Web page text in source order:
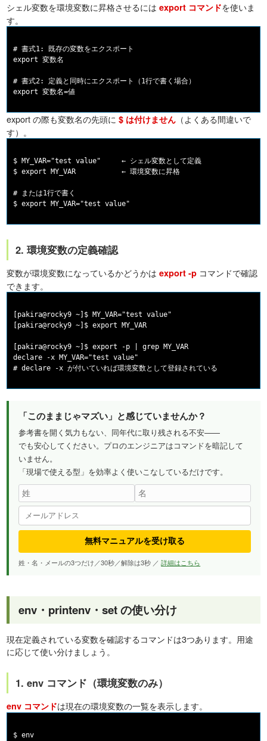
シェル変数を環境変数に昇格させるにはexport コマンドを使いま
す。
# 書式1: 既存の変数をエクスポート
export 変数名
# 書式2: 定義と同時にエクスポート（1行で書く場合）
export の際も変数名の先頭に$ は付けません （よくある間違いで
す）。
$ MY_VAR="test value"     ← シェル変数として定義
$ export MY_VAR           ← 環境変数に昇格
# または1行で書く
2. 環境変数の定義確認
変数が環境変数になっているかどうかはexport -p コマンドで確認
できます。
[pakira@rocky9 ~]$ MY_VAR="test value"
[pakira@rocky9 ~]$ export MY_VAR
[pakira@rocky9 ~]$ export -p | grep MY_VAR
declare -x MY_VAR="test value"
「このままじゃマズい」と感じていませんか？
参考書を開く気力もない、同年代に取り残される不安——
でも安心してください。プロのエンジニアはコマンドを暗記して
いません。
「現場で使える型」を効率よく使いこなしているだけです。
無料マニュアルを受け取る
姓・名・メールの3つだけ／30秒／解除は3秒 ／詳細はこちら
env・printenv・set の使い分け
現在定義されている変数を確認するコマンドは3つあります。用途
に応じて使い分けましょう。
1. env コマンド（環境変数のみ）
env コマンドは現在の環境変数の一覧を表示します。
$ env